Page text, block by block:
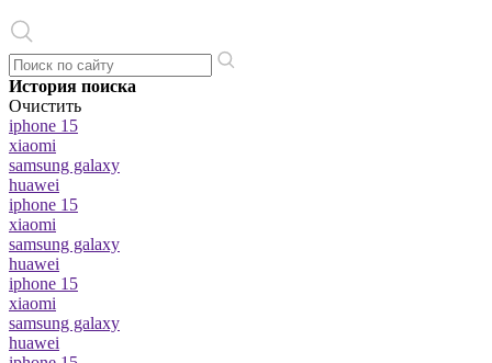
История поиска
Очистить
iphone 15
xiaomi
samsung galaxy
huawei
iphone 15
xiaomi
samsung galaxy
huawei
iphone 15
xiaomi
samsung galaxy
huawei